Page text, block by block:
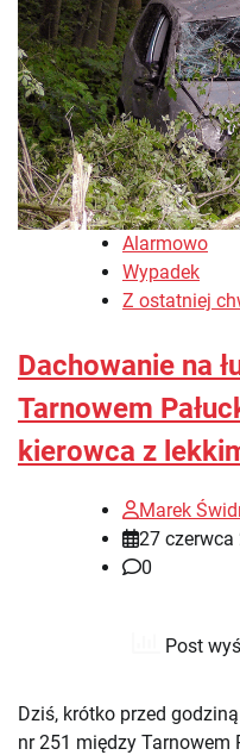
Alarmowo
Wypadek
Z ostatniej
Dachowanie na
Tarnowem
kierowca z
Marek
27 czerwca
0
Post
Dziś, krótko przed
nr 251 między Tarnowem